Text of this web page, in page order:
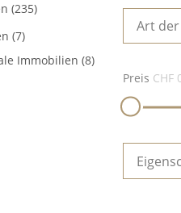
(235)
(7)
Immobilien (8)
Art
Preis CHF